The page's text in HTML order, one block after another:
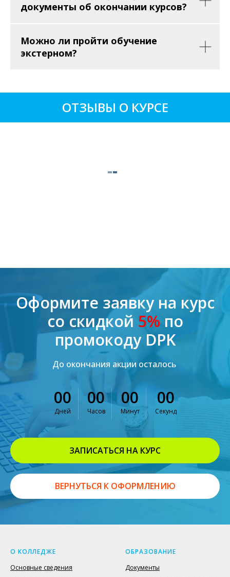
документы об окончании курсов?
Можно ли пройти обучение
экстерном?
ОТЗЫВЫ О КУРСЕ
Оформите заявку на курс
со скидкой 5% по
промокоду DPK
До окончания акции осталось
00
Дней
00
Часов
00
Минут
00
Секунд
ЗАПИСАТЬСЯ НА КУРС
ВЕРНУТЬСЯ К ОФОРМЛЕНИЮ
О КОЛЛЕДЖЕ
Основные сведения
ОБРАЗОВАНИЕ
Документы